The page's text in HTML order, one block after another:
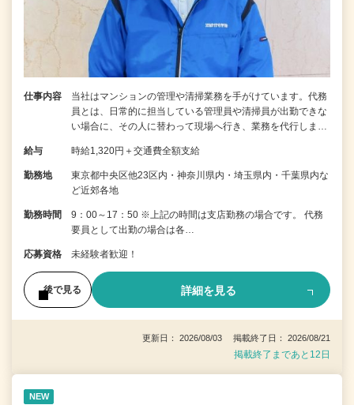
仕事内容
当社はマンションの管理や清掃業務を手がけています。代務
員とは、日常的に担当している管理員や清掃員が出勤できな
い場合に、その人に替わって現場へ行き、業務を代行しま…
給与 時給1,320円＋交通費全額支給
勤務地
東京都中央区他23区内・神奈川県内・埼玉県内・千葉県内な
ど近郊各地
勤務時間
9：00～17：50 ※上記の時間は支店勤務の場合です。 代務
要員として出勤の場合は各…
応募資格 未経験者歓迎！
後で見る 詳細を見る
更新日： 2026/08/03 掲載終了日： 2026/08/21
掲載終了まであと12日
NEW